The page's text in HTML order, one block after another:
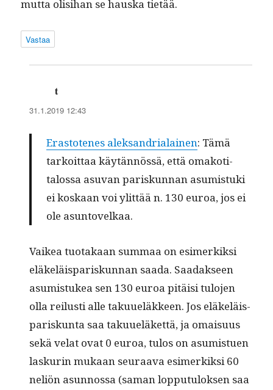
mut­ta olisi­han se haus­ka tietää.
Vastaa
tsanoo:
31.1.2019 12:43
Eras­totenes alek­san­dri­alainen: Tämä
tarkoit­taa käytän­nössä, että omakoti­
talos­sa asu­van pariskun­nan asum­is­tu­ki
ei koskaan voi ylit­tää n. 130 euroa, jos ei
ole asuntovelkaa.
Vaikea tuo­takaan sum­maa on esimerkik­si
eläkeläis­pariskun­nan saa­da. Saadak­seen
asum­is­tukea sen 130 euroa pitäisi tulo­jen
olla reilusti alle taku­ueläk­keen. Jos eläkeläis­
pariskun­ta saa taku­ueläket­tä, ja omaisu­us
sekä velat ovat 0 euroa, tulos on asum­istuen
laskurin mukaan seu­raa­va esimerkik­si 60
neliön asun­nos­sa (saman lop­putu­lok­sen saa